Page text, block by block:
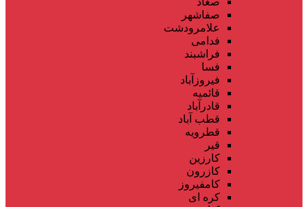
صفاشهر
علامرودشت
فدامی
فراشبند
فسا
فیروزآباد
قائمیه
قادرآباد
قطب آباد
قطرویه
قیر
کارزین
کازرون
کامفیروز
کره ای